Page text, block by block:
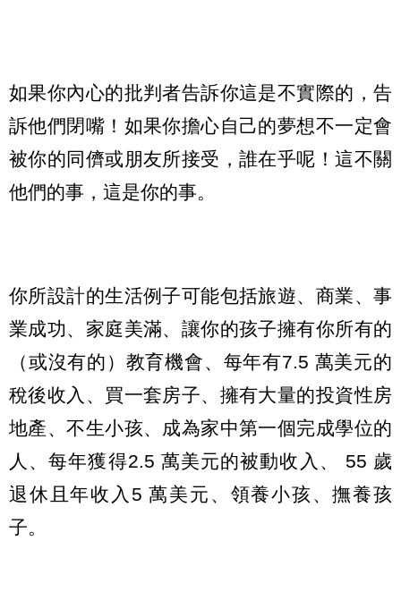
如果你內心的批判者告訴你這是不實際的，告
訴他們閉嘴！如果你擔心自己的夢想不一定會
被你的同儕或朋友所接受，誰在乎呢！這不關
他們的事，這是你的事。
你所設計的生活例子可能包括旅遊、商業、事
業成功、家庭美滿、讓你的孩子擁有你所有的
（或沒有的）教育機會、每年有7.5 萬美元的
稅後收入、買一套房子、擁有大量的投資性房
地產、不生小孩、成為家中第一個完成學位的
人、每年獲得2.5 萬美元的被動收入、 55 歲
退休且年收入5 萬美元、領養小孩、撫養孩
子。